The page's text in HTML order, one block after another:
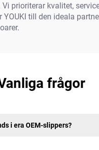
prioriterar kvalitet,
YOUKI till den ideala
frågor
i era OEM-slippers?